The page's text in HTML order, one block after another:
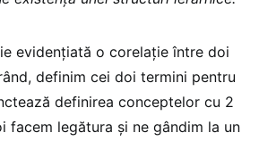
evidențiată o corelație între doi
definim cei doi termini pentru
definirea conceptelor cu 2
facem legătura și ne gândim la un